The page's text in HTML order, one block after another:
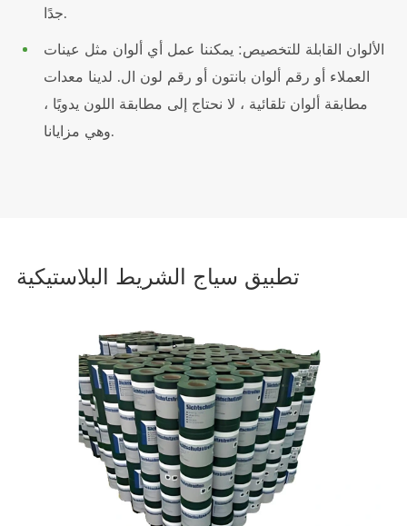
جدًا.
الألوان القابلة للتخصيص: يمكننا عمل أي ألوان مثل عينات
العملاء أو رقم ألوان بانتون أو رقم لون ال. لدينا معدات
مطابقة ألوان تلقائية ، لا نحتاج إلى مطابقة اللون يدويًا ،
وهي مزايانا.
تطبيق سياج الشريط البلاستيكية